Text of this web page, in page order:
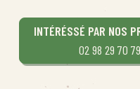
INTÉRÉSSÉ PAR NOS
02 98 29 70 79